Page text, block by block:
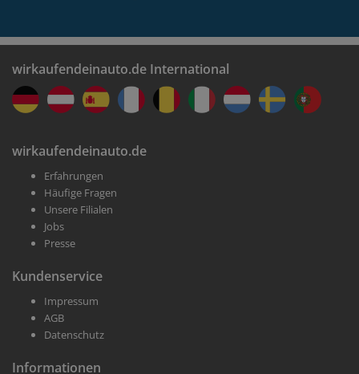
wirkaufendeinauto.de International
wirkaufendeinauto.de
Erfahrungen
Häufige Fragen
Unsere Filialen
Jobs
Presse
Kundenservice
Impressum
AGB
Datenschutz
Informationen